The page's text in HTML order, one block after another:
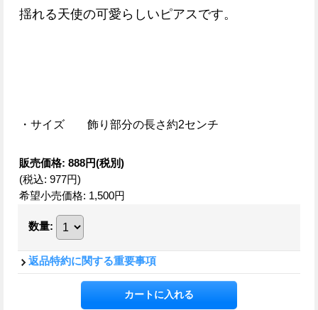
揺れる天使の可愛らしいピアスです。
・サイズ 飾り部分の長さ約2センチ
販売価格: 888円(税別)
(税込: 977円)
希望小売価格: 1,500円
数量:
返品特約に関する重要事項